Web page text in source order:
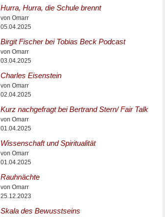
Hurra, Hurra, die Schule brennt
von Omarr
05.04.2025
Birgit Fischer bei Tobias Beck Podcast
von Omarr
03.04.2025
Charles Eisenstein
von Omarr
02.04.2025
Kurz nachgefragt bei Bertrand Stern/ Fair Talk
von Omarr
01.04.2025
Wissenschaft und Spiritualität
von Omarr
01.04.2025
Rauhnächte
von Omarr
25.12.2023
Skala des Bewusstseins